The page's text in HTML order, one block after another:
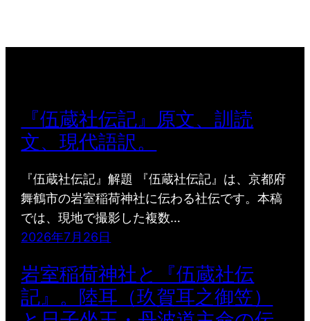
『伍蔵社伝記』原文、訓読
文、現代語訳。
『伍蔵社伝記』解題 『伍蔵社伝記』は、京都府
舞鶴市の岩室稲荷神社に伝わる社伝です。本稿
では、現地で撮影した複数…
2026年7月26日
岩室稲荷神社と『伍蔵社伝
記』。陸耳（玖賀耳之御笠）